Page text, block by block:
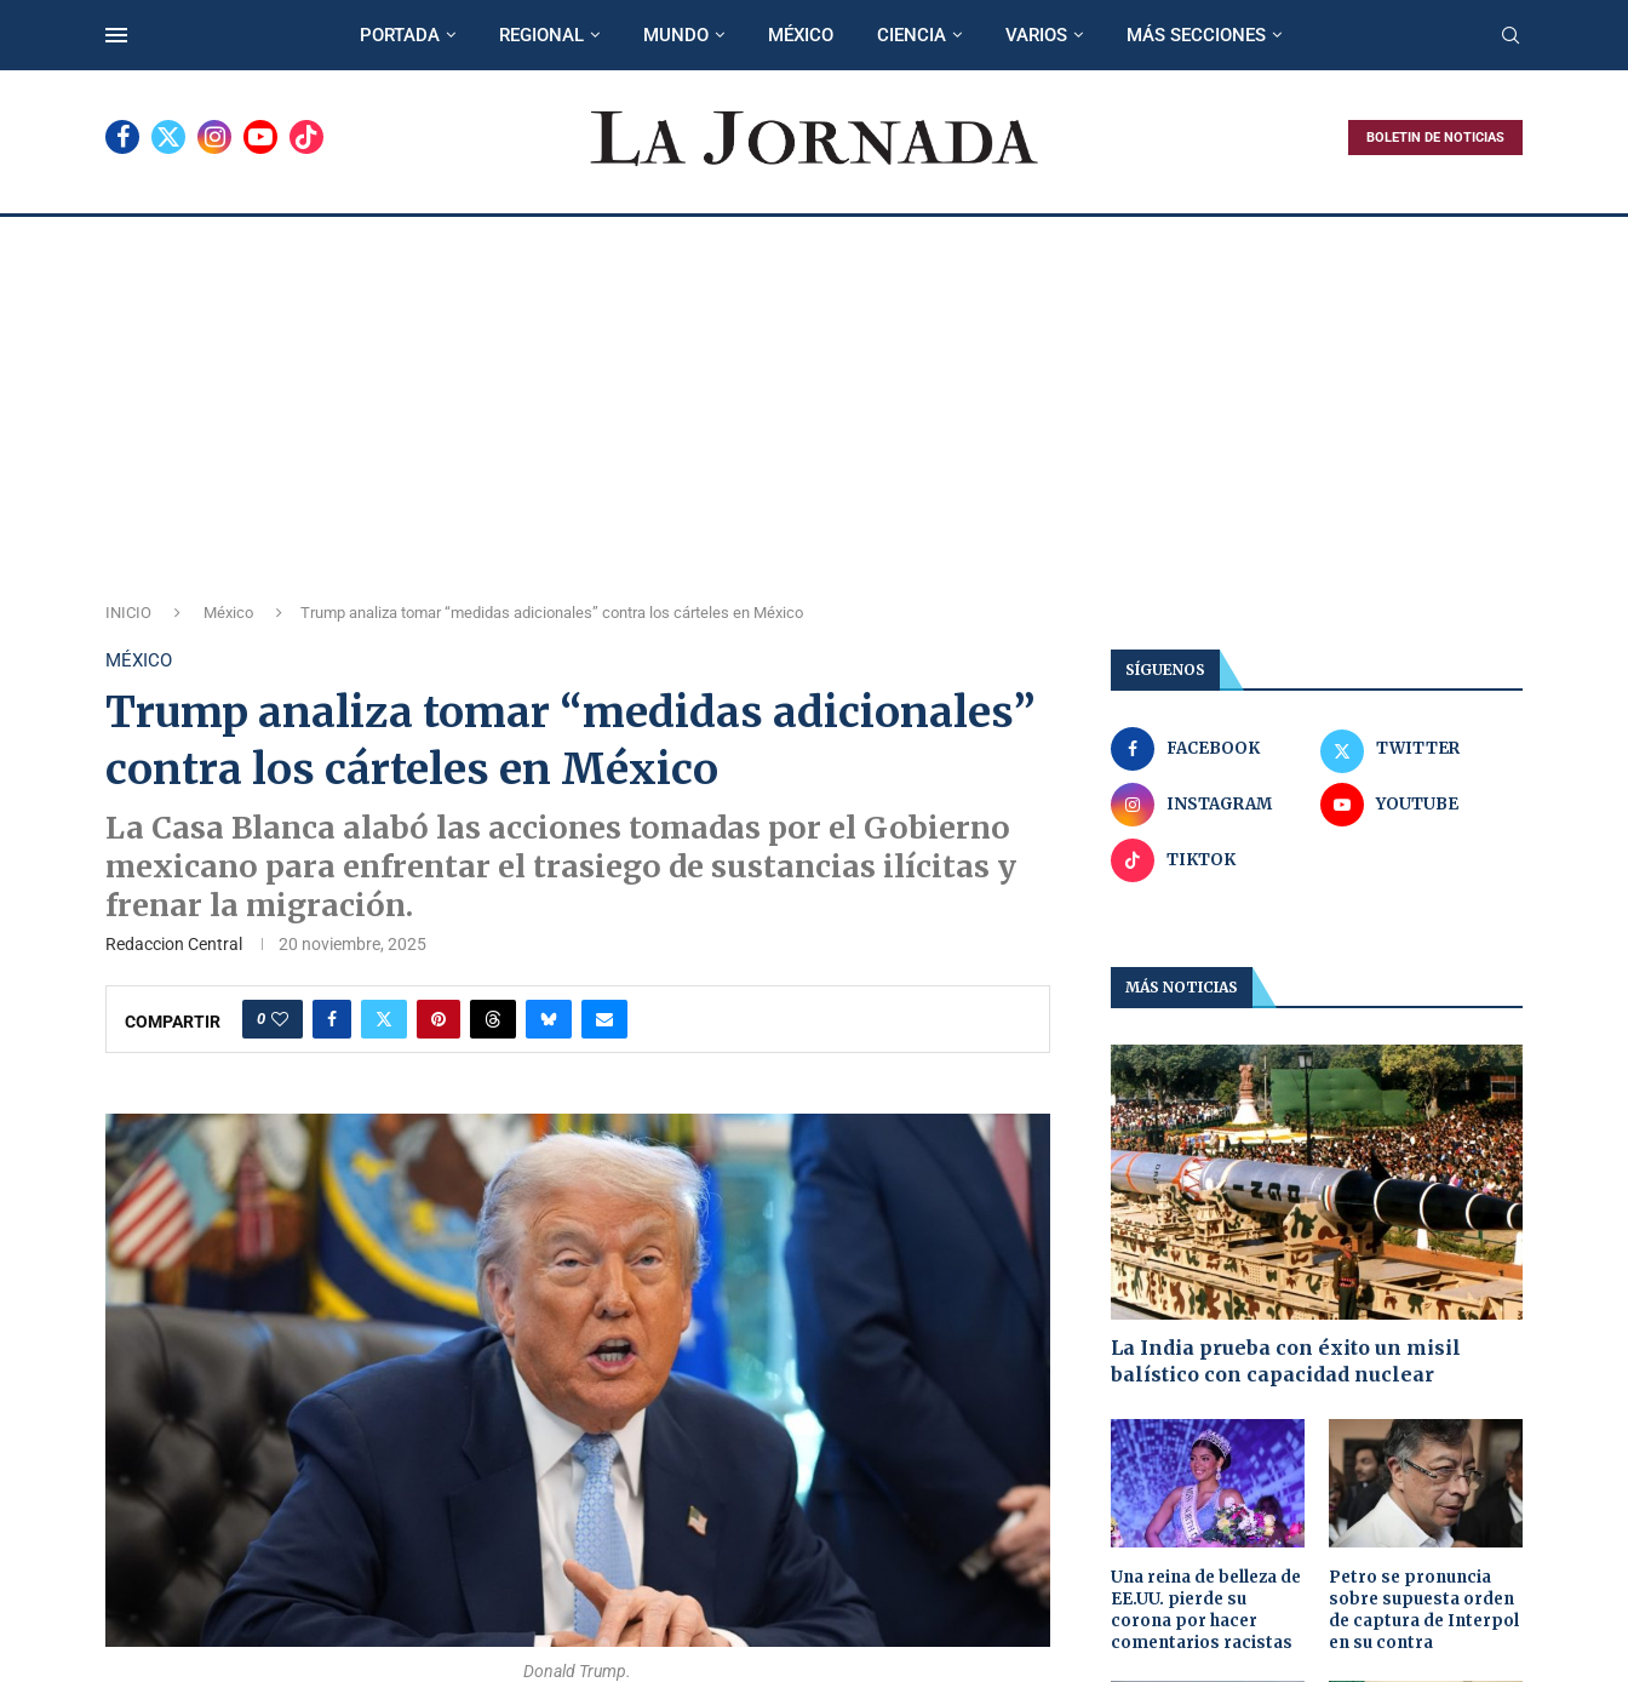
PORTADA REGIONAL MUNDO MÉXICO CIENCIA VARIOS MÁS SECCIONES
BOLETIN DE NOTICIAS
INICIO México Trump analiza tomar “medidas adicionales” contra los cárteles en México
MÉXICO
Trump analiza tomar “medidas adicionales”
contra los cárteles en México
La Casa Blanca alabó las acciones tomadas por el Gobierno
mexicano para enfrentar el trasiego de sustancias ilícitas y
frenar la migración.
Redaccion Central 20 noviembre, 2025
COMPARTIR 0
Donald Trump.
SÍGUENOS
FACEBOOK TWITTER
INSTAGRAM YOUTUBE
TIKTOK
MÁS NOTICIAS
La India prueba con éxito un misil
balístico con capacidad nuclear
Una reina de belleza de
EE.UU. pierde su
corona por hacer
comentarios racistas
Petro se pronuncia
sobre supuesta orden
de captura de Interpol
en su contra